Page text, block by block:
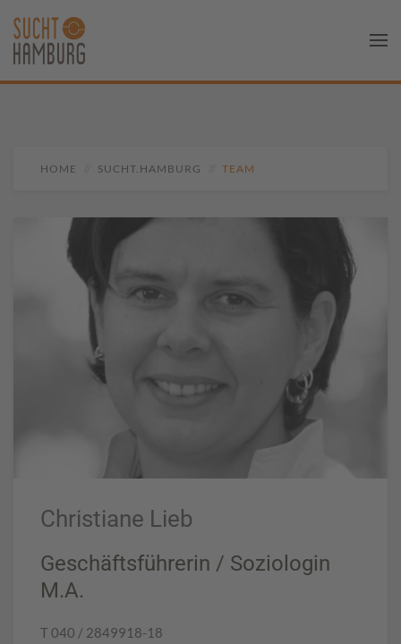
HOME SUCHT.HAMBURG TEAM
Christiane Lieb
Geschäftsführerin / Soziologin
M.A.
T 040 / 2849918-18